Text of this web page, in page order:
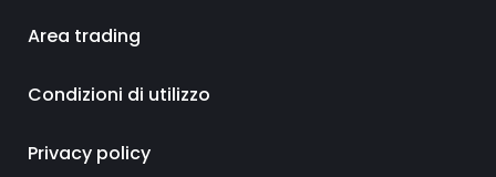
Area trading
Condizioni di utilizzo
Privacy policy